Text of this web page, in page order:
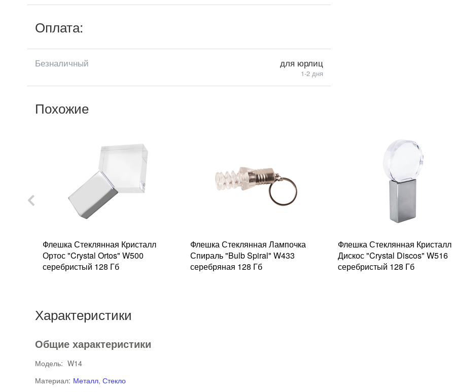
Оплата:
Безналичный для юрлиц
1-2 дня
Похожие
Флешка Стеклянная Кристалл
Ортос "Crystal Ortos" W500
серебристый 128 Гб
Флешка Стеклянная Лампочка
Спираль "Bulb Spiral" W433
серебряная 128 Гб
Флешка Стеклянная Кристалл
Дискос "Crystal Discos" W516
серебристый 128 Гб
Характеристики
Общие характеристики
Модель: W14
Материал: Металл,Стекло